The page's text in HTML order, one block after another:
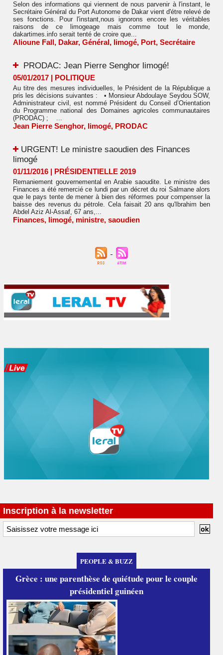
Selon des informations qui viennent de nous parvenir à l'instant, le
Secrétaire Général du Port Autonome de Dakar vient d'étre relevé de
ses fonctions. Pour l'instant,nous ignorons encore les véritables
raisons de ce limogeage mais comme tout le monde,
dakartimes.info serait tenté de croire que...
Alioune Fall, Dakar, Général, limogé, Port, Secrétaire
PRODAC: Jean Pierre Senghor limogé!
05/01/2017 | POLITIQUE
Au titre des mesures individuelles, le Président de la République a
pris les décisions suivantes : • Monsieur Abdoulaye Seydou SOW,
Administrateur civil, est nommé Président du Conseil d’Orientation
du Programme national des Domaines agricoles communautaires
(PRODAC) ; ...
Jean Pierre Senghor, limogé, PRODAC
​URGENT! Le ministre saoudien des Finances
limogé
01/11/2016 | PRÉSIDENTIELLE 2019
Remaniement gouvernemental en Arabie saoudite. Le ministre des
Finances a été remercié ce lundi par un décret du roi Salmane alors
que le pays tente de mener à bien des réformes pour compenser la
baisse des revenus du pétrole. Cela faisait 20 ans qu'Ibrahim ben
Abdel Aziz Al-Assaf, 67 ans,...
Finances, limogé, ministre, saoudien
Inscription à la newsletter
PEOPLE & BUZZ
Grèce : une parenthèse de quiétude pour le couple
présidentiel guinéen